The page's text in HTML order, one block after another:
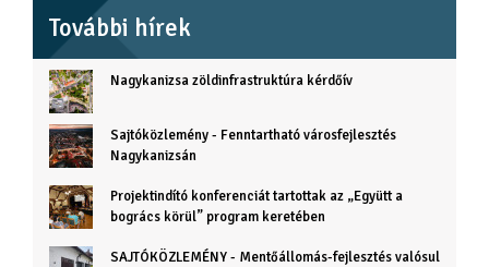
További hírek
Nagykanizsa zöldinfrastruktúra kérdőív
Sajtóközlemény - Fenntartható városfejlesztés
Nagykanizsán
Projektindító konferenciát tartottak az „Együtt a
bogrács körül” program keretében
SAJTÓKÖZLEMÉNY - Mentőállomás-fejlesztés valósul